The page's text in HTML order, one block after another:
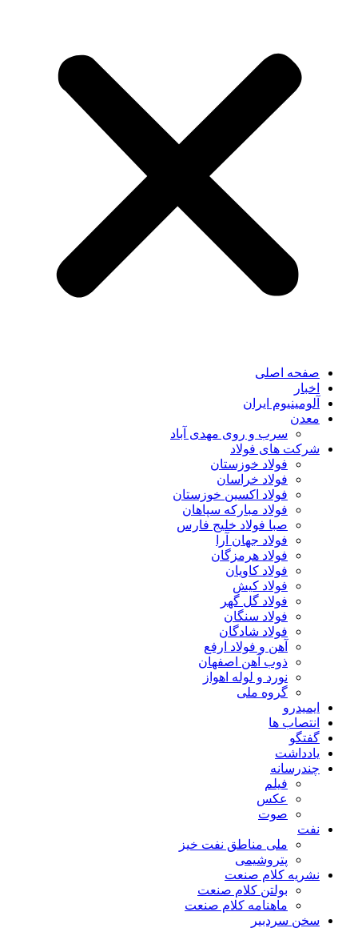
صفحه اصلی
اخبار
آلومینیوم ایران
معدن
سرب و روی مهدی آباد
شرکت های فولاد
فولاد خوزستان
فولاد خراسان
فولاد اکسین خوزستان
فولاد مبارکه سپاهان
صبا فولاد خلیج فارس
فولاد جهان آرا
فولاد هرمزگان
فولاد کاویان
فولاد کیش
فولاد گل گهر
فولاد سنگان
فولاد شادگان
آهن و فولاد ارفع
ذوب آهن اصفهان
نورد و لوله اهواز
گروه ملی
ایمیدرو
انتصاب ها
گفتگو
یادداشت
چندرسانه
فیلم
عکس
صوت
نفت
ملی مناطق نفت خیز
پتروشیمی
نشریه کلام صنعت
بولتن کلام صنعت
ماهنامه کلام صنعت
سخن سردبیر